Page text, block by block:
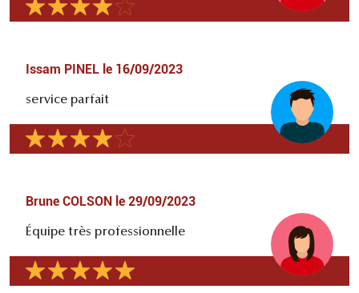
Issam PINEL le 16/09/2023
service parfait
Brune COLSON le 29/09/2023
Équipe très professionnelle